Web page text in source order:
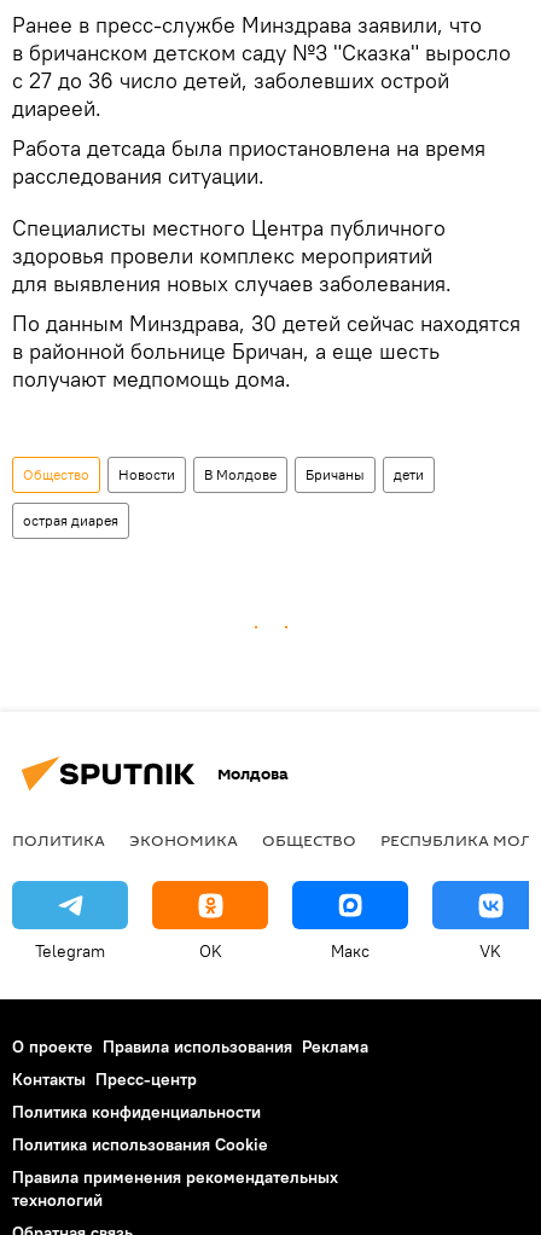
Ранее в пресс-службе Минздрава заявили, что
в бричанском детском саду №3 "Сказка" выросло
с 27 до 36 число детей, заболевших острой
диареей.
Работа детсада была приостановлена на время
расследования ситуации.
Специалисты местного Центра публичного
здоровья провели комплекс мероприятий
для выявления новых случаев заболевания.
По данным Минздрава, 30 детей сейчас находятся
в районной больнице Бричан, а еще шесть
получают медпомощь дома.
Общество Новости В Молдове Бричаны дети
острая диарея
Молдова
ПОЛИТИКА ЭКОНОМИКА ОБЩЕСТВО РЕСПУБЛИКА
Telegram OK Макс VK
О проекте Правила использования Реклама
Контакты Пресс-центр
Политика конфиденциальности
Политика использования Cookie
Правила применения рекомендательных
технологий